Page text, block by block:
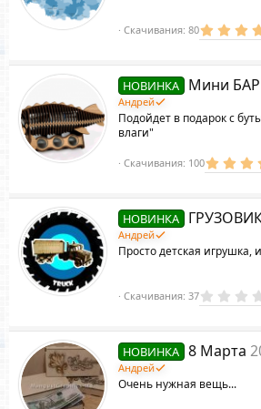
Скачивания 80
НОВИНКА Мини БАР
Андрей
Подойдет в подарок с
влаги"
Скачивания 100
НОВИНКА
Андрей
Просто детская игрушка,
Скачивания 37
НОВИНКА 8 Марта
Андрей
Очень нужная вещь...